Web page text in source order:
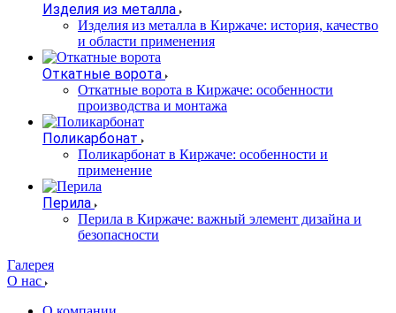
Изделия из металла
Изделия из металла в Киржаче: история, качество
и области применения
Откатные ворота
Откатные ворота в Киржаче: особенности
производства и монтажа
Поликарбонат
Поликарбонат в Киржаче: особенности и
применение
Перила
Перила в Киржаче: важный элемент дизайна и
безопасности
Галерея
О нас